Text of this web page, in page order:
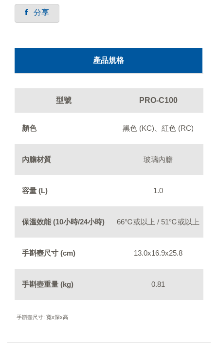
分享
產品規格
型號 PRO-C100
顏色 黑色 (KC)、紅色 (RC)
內膽材質 玻璃內膽
容量 (L) 1.0
保溫效能 (10小時/24小時) 66℃或以上 / 51℃或以上
手斟壺尺寸 (cm) 13.0x16.9x25.8
手斟壺重量 (kg) 0.81
手斟壺尺寸: 寬x深x高